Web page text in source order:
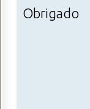
Obrigado